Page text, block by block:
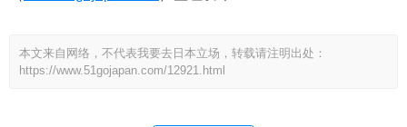
本文来自网络，不代表我要去日本立场，转载请注明出处：
https://www.51gojapan.com/12921.html